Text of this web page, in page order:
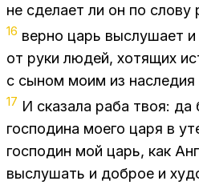
не сде­ла­ет ли он по сло­ву
16 вер­но царь вы­слу­ша­ет
от руки лю­дей, хо­тя­щих
с сы­ном моим из
17 И ска­за­ла раба твоя: да
гос­по­ди­на мо­е­го царя в
гос­по­дин мой царь, как
вы­слу­шать и доб­рое и